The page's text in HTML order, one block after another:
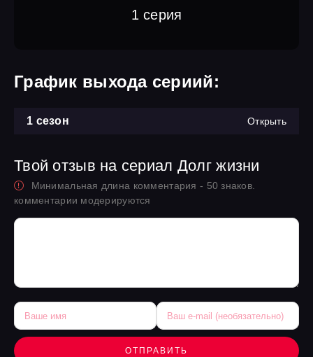
1 серия
График выхода сериий:
1 сезон Открыть
Твой отзыв на сериал Долг жизни
Минимальная длина комментария - 50 знаков.
комментарии модерируются
ОТПРАВИТЬ